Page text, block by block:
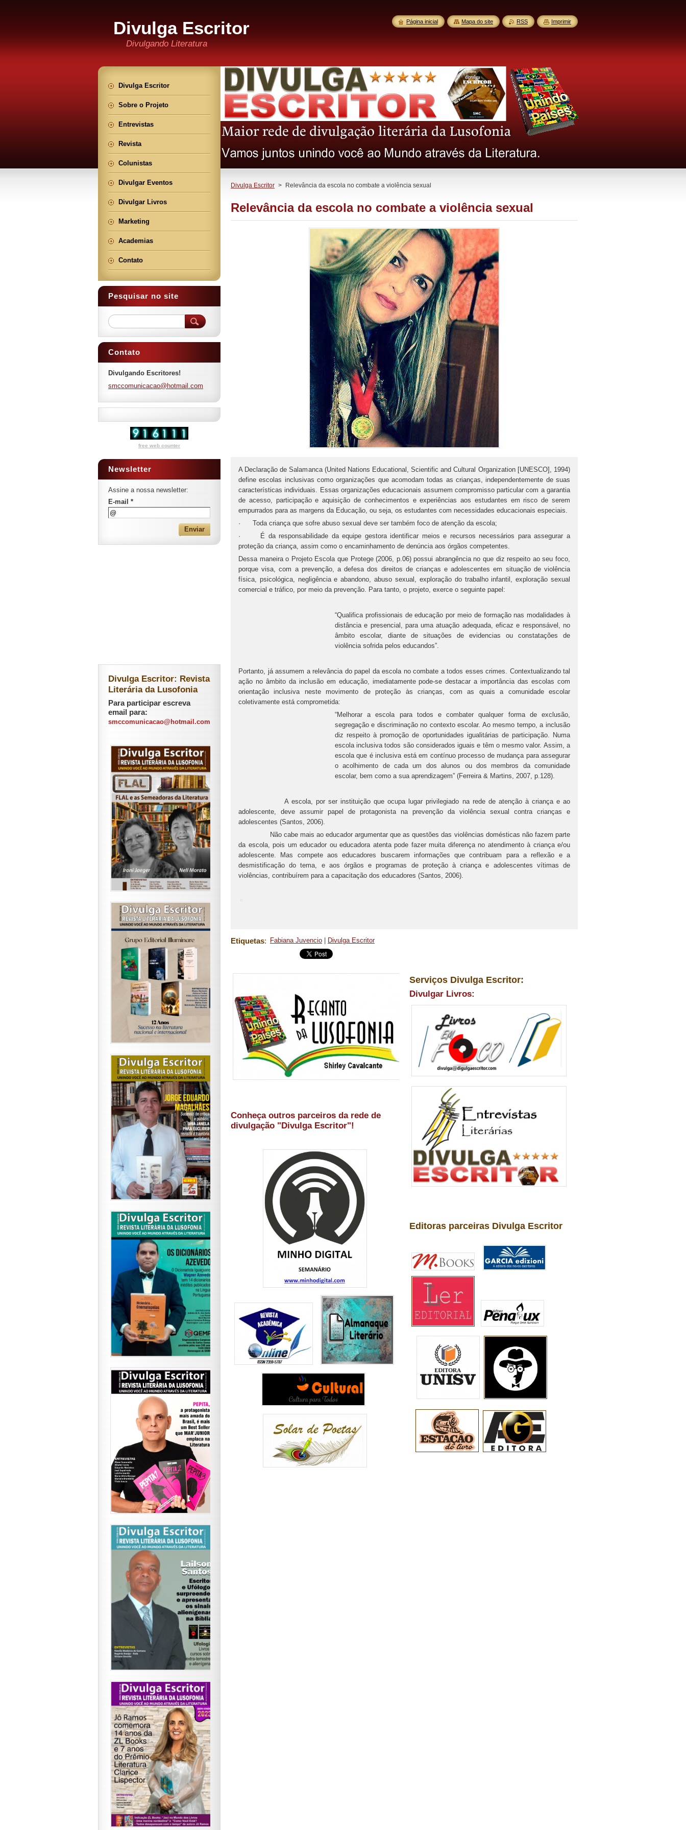
Divulga Escritor
Divulgando Literatura
Divulga Escritor > Relevância da escola no combate a violência sexual
Relevância da escola no combate a violência sexual
A Declaração de Salamanca (United Nations Educational, Scientific and Cultural Organization [UNESCO], 1994)
define escolas inclusivas como organizações que acomodam todas as crianças, independentemente de suas
características individuais. Essas organizações educacionais assumem compromisso particular com a garantia
de acesso, participação e aquisição de conhecimentos e experiências aos estudantes em risco de serem
empurrados para as margens da Educação, ou seja, os estudantes com necessidades educacionais especiais.
· Toda criança que sofre abuso sexual deve ser também foco de atenção da escola;
· É da responsabilidade da equipe gestora identificar meios e recursos necessários para assegurar a
proteção da criança, assim como o encaminhamento de denúncia aos órgãos competentes.
Dessa maneira o Projeto Escola que Protege (2006, p.06) possui abrangência no que diz respeito ao seu foco,
porque visa, com a prevenção, a defesa dos direitos de crianças e adolescentes em situação de violência
física, psicológica, negligência e abandono, abuso sexual, exploração do trabalho infantil, exploração sexual
comercial e tráfico, por meio da prevenção. Para tanto, o projeto, exerce o seguinte papel:
“Qualifica profissionais de educação por meio de formação nas modalidades à
distância e presencial, para uma atuação adequada, eficaz e responsável, no
âmbito escolar, diante de situações de evidencias ou constatações de
violência sofrida pelos educandos”.
Portanto, já assumem a relevância do papel da escola no combate a todos esses crimes. Contextualizando tal
ação no âmbito da inclusão em educação, imediatamente pode-se destacar a importância das escolas com
orientação inclusiva neste movimento de proteção às crianças, com as quais a comunidade escolar
coletivamente está comprometida:
“Melhorar a escola para todos e combater qualquer forma de exclusão,
segregação e discriminação no contexto escolar. Ao mesmo tempo, a inclusão
diz respeito à promoção de oportunidades igualitárias de participação. Numa
escola inclusiva todos são considerados iguais e têm o mesmo valor. Assim, a
escola que é inclusiva está em contínuo processo de mudança para assegurar
o acolhimento de cada um dos alunos ou dos membros da comunidade
escolar, bem como a sua aprendizagem” (Ferreira & Martins, 2007, p.128).
A escola, por ser instituição que ocupa lugar privilegiado na rede de atenção à criança e ao
adolescente, deve assumir papel de protagonista na prevenção da violência sexual contra crianças e
adolescentes (Santos, 2006).
Não cabe mais ao educador argumentar que as questões das violências domésticas não fazem parte
da escola, pois um educador ou educadora atenta pode fazer muita diferença no atendimento à criança e/ou
adolescente. Mas compete aos educadores buscarem informações que contribuam para a reflexão e a
desmistificação do tema, e aos órgãos e programas de proteção à criança e adolescentes vítimas de
violências, contribuírem para a capacitação dos educadores (Santos, 2006).
Etiquetas: Fabiana Juvencio Divulga Escritor
Conheça outros parceiros da rede de
divulgação "Divulga Escritor"!
Serviços Divulga Escritor:
Divulgar Livros:
Editoras parceiras Divulga Escritor
Divulga Escritor
Sobre o Projeto
Entrevistas
Revista
Colunistas
Divulgar Eventos
Divulgar Livros
Marketing
Academias
Contato
Pesquisar no site
Contato
Divulgando Escritores!
smccomunicacao@hotmail.com
free web counter
Newsletter
Assine a nossa newsletter:
E-mail *
Divulga Escritor: Revista
Literária da Lusofonia
Para participar escreva
email para:
smccomunicacao@hotmail.com
Página inicial Mapa do site RSS Imprimir